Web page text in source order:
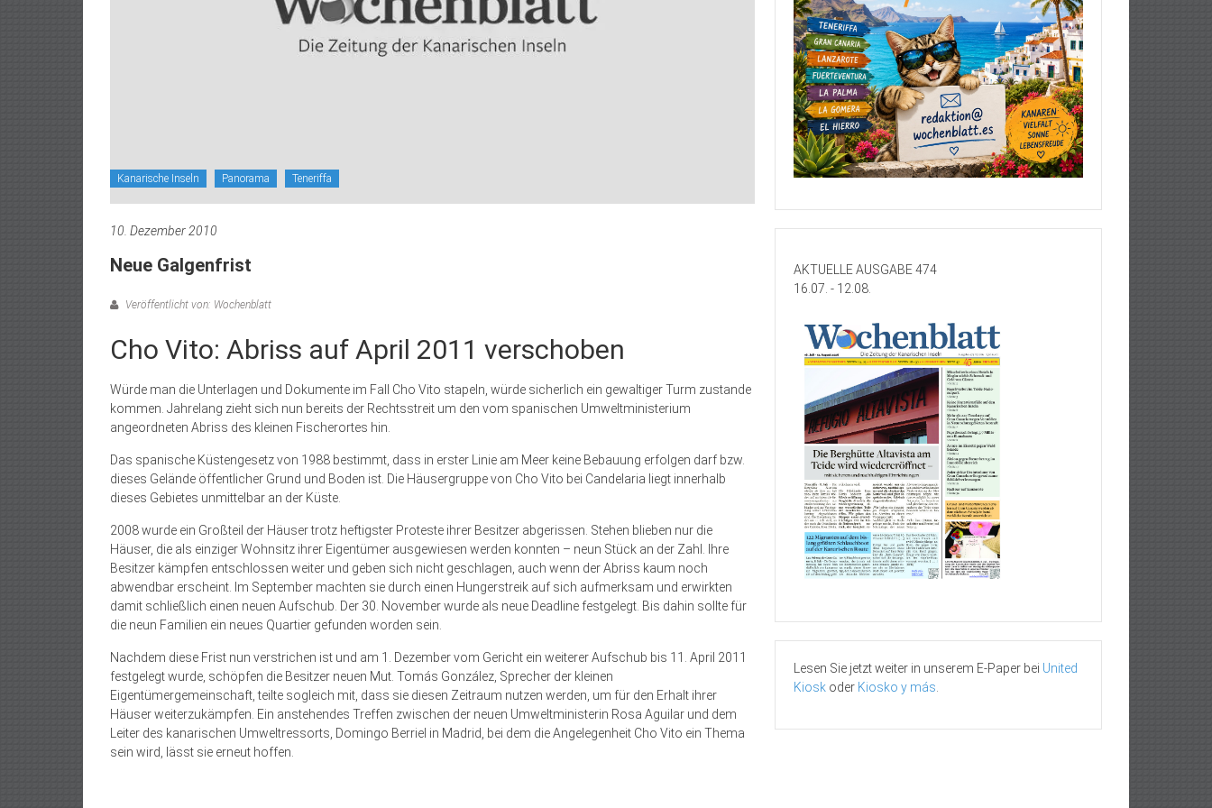
Kanarische Inseln Panorama Teneriffa
10. Dezember 2010
Neue Galgenfrist
Veröffentlicht von: Wochenblatt
Cho Vito: Abriss auf April 2011 verschoben
Würde man die Unterlagen und Dokumente im Fall Cho Vito stapeln, würde sicherlich ein gewaltiger Turm zustande
kommen. Jahrelang zieht sich nun bereits der Rechtsstreit um den vom spanischen Umweltministerium
angeordneten Abriss des kleinen Fischerortes hin.
Das spanische Küstengesetz von 1988 bestimmt, dass in erster Linie am Meer keine Bebauung erfolgen darf bzw.
dieses Gelände öffentlicher Grund und Boden ist. Die Häusergruppe von Cho Vito bei Candelaria liegt innerhalb
dieses Gebietes unmittelbar an der Küste.
2008 wurde ein Großteil der Häuser trotz heftigster Proteste ihrer Besitzer abgerissen. Stehen blieben nur die
Häuser, die als einziger Wohnsitz ihrer Eigentümer ausgewiesen werden konnten – neun Stück an der Zahl. Ihre
Besitzer kämpfen entschlossen weiter und geben sich nicht geschlagen, auch wenn der Abriss kaum noch
abwendbar erscheint. Im September machten sie durch einen Hungerstreik auf sich aufmerksam und erwirkten
damit schließlich einen neuen Aufschub. Der 30. November wurde als neue Deadline festgelegt. Bis dahin sollte für
die neun Familien ein neues Quartier gefunden worden sein.
Nachdem diese Frist nun verstrichen ist und am 1. Dezember vom Gericht ein weiterer Aufschub bis 11. April 2011
festgelegt wurde, schöpfen die Besitzer neuen Mut. Tomás González, Sprecher der kleinen
Eigentümergemeinschaft, teilte sogleich mit, dass sie diesen Zeitraum nutzen werden, um für den Erhalt ihrer
Häuser weiterzukämpfen. Ein anstehendes Treffen zwischen der neuen Umweltministerin Rosa Aguilar und dem
Leiter des kanarischen Umweltressorts, Domingo Berriel in Madrid, bei dem die Angelegenheit Cho Vito ein Thema
sein wird, lässt sie erneut hoffen.
AKTUELLE AUSGABE 474
16.07. - 12.08.
Lesen Sie jetzt weiter in unserem E-Paper bei United
Kiosk oder Kiosko y más